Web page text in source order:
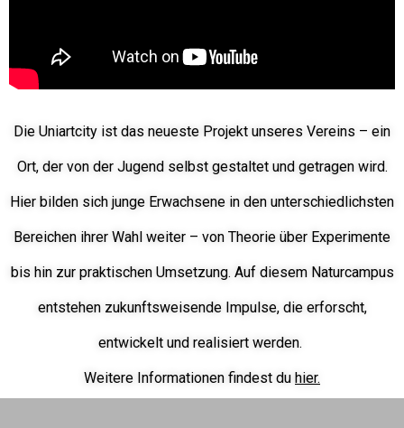
Die Uniartcity ist das neueste Projekt unseres Vereins – ein
Ort, der von der Jugend selbst gestaltet und getragen wird.
Hier bilden sich junge Erwachsene in den unterschiedlichsten
Bereichen ihrer Wahl weiter – von Theorie über Experimente
bis hin zur praktischen Umsetzung. Auf diesem Naturcampus
entstehen zukunftsweisende Impulse, die erforscht,
entwickelt und realisiert werden.
Weitere Informationen findest du hier.